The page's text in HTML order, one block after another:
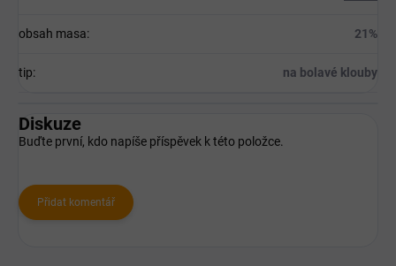
obsah masa: 21%
tip: na bolavé klouby
Diskuze
Buďte první, kdo napíše příspěvek k této položce.
Přidat komentář